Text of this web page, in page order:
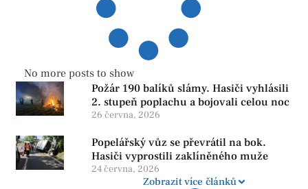
No more posts to show
Požár 190 balíků slámy. Hasiči vyhlásili
2. stupeň poplachu a bojovali celou noc
26 června, 2026
Popelářský vůz se převrátil na bok.
Hasiči vyprostili zaklíněného muže
24 června, 2026
Zobrazit více článků